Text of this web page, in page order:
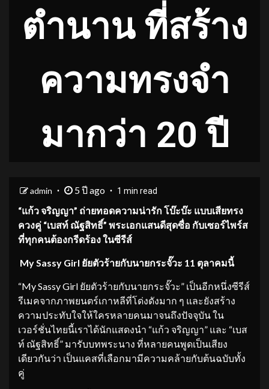
ตำนาน ที่สร้าง
ความทรงจำ
มากว่า 20 ปี
admin 5 ปี ago 1 min read
“แก้ว จริญญา” ถ่ายทอดความน่ารัก โบ๊ะบ๊ะ แบบเสียทรง
ควงคู่ “เบสท์ ณัฐสิทธิ์” พระเอกแสนดีสุดซื่อ กับเซอร์ไพร์ส
ที่ทุกคนต้องกรีดร้อง ในซีรีส์
My Sassy Girl ยัยตัวร้ายกับนายกระจั๊วะ 11 ตุลาคมนี้
“My Sassy Girl ยัยตัวร้ายกับนายกระจั๊วะ” เป็นอีกหนึ่งซีรีส์
รีเมคจากภาพยนตร์เกาหลีที่โด่งดังมาก ๆ และยังสร้าง
ความประทับใจให้ใครหลายคนมาจนถึงปัจจุบัน ใน
เวอร์ชั่นไทยนี้เราได้นักแสดงนำ “แก้ว จริญญา” และ “เบส
ท์ ณัฐสิทธิ์” มารับบทพระนาง ที่หลายคนพูดเป็นเสียง
เดียวกันว่า เป็นแคสที่เลือกมามีความคล้ายกับต้นฉบับทั้ง
คู่